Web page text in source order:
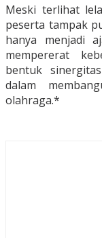
Meski terlihat
peserta tampak
hanya menjadi
mempererat
bentuk
dalam
olahraga.*